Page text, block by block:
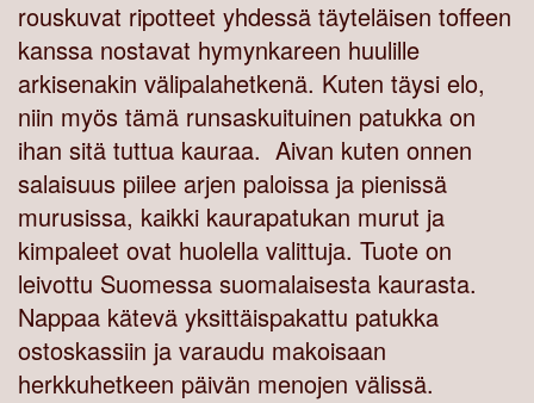
rouskuvat ripotteet yhdessä täyteläisen toffeen
kanssa nostavat hymynkareen huulille
arkisenakin välipalahetkenä. Kuten täysi elo,
niin myös tämä runsaskuituinen patukka on
ihan sitä tuttua kauraa. Aivan kuten onnen
salaisuus piilee arjen paloissa ja pienissä
murusissa, kaikki kaurapatukan murut ja
kimpaleet ovat huolella valittuja. Tuote on
leivottu Suomessa suomalaisesta kaurasta.
Nappaa kätevä yksittäispakattu patukka
ostoskassiin ja varaudu makoisaan
herkkuhetkeen päivän menojen välissä.